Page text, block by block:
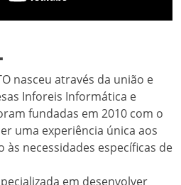
nasceu através da união e
Inforeis Informática e
fundadas em 2010 com o
uma experiência única aos
às necessidades específicas de
em desenvolver